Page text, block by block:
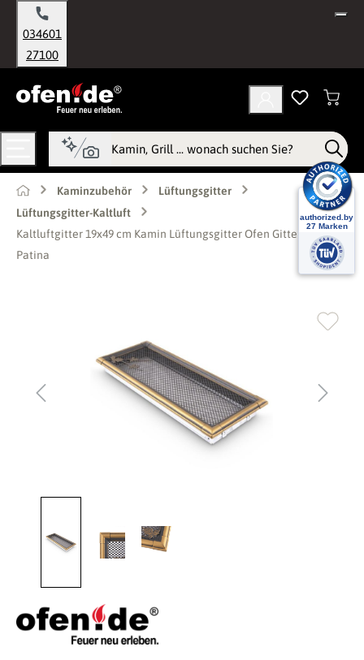
springen
034601
27100
Kaminzubehör
Lüftungsgitter
Lüftungsgitter-Kaltluft
Kaltluftgitter 19x49 cm Kamin Lüftungsgitter Ofen Gitter Gold
Patina